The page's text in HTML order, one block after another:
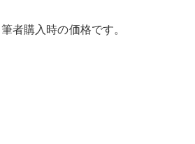
者購入時の価格です。